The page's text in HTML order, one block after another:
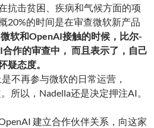
抗击贫困、疾病和气候方面的项
20%的时间是在审查微软新产品
微软和OpenAI接触的时候，比尔-
作的审查中， 而且表示了，自己
疑态度。
不再参与微软的日常运营，
所以，Nadella还是决定押注AI。
建立合作伙伴关系，向这家